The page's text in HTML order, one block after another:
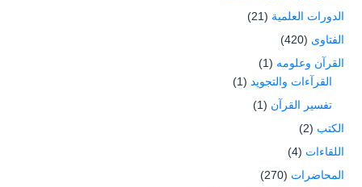
الدورات العلمية (21)
الفتاوى (420)
القرآن وعلومه (1)
القرآءات والتجويد (1)
تفسير القرآن (1)
الكتب (2)
اللقاءات (4)
المحاضرات (270)